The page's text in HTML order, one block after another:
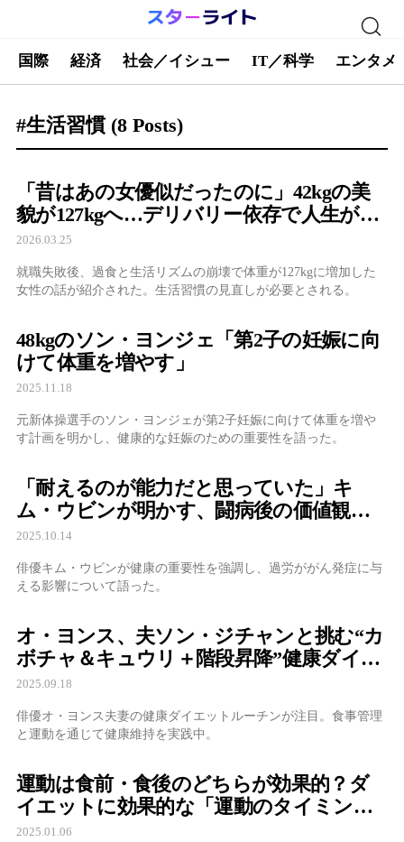
国際 経済 社会／イシュー IT／科学 エンタメ
#生活習慣 (8 Posts)
「昔はあの女優似だったのに」42kgの美
貌が127kgへ…デリバリー依存で人生が一
変した女性の告白
2026.03.25
就職失敗後、過食と生活リズムの崩壊で体重が127kgに増加した
女性の話が紹介された。生活習慣の見直しが必要とされる。
48kgのソン・ヨンジェ「第2子の妊娠に向
けて体重を増やす」
2025.11.18
元新体操選手のソン・ヨンジェが第2子妊娠に向けて体重を増や
す計画を明かし、健康的な妊娠のための重要性を語った。
「耐えるのが能力だと思っていた」キ
ム・ウビンが明かす、闘病後の価値観の
変化
2025.10.14
俳優キム・ウビンが健康の重要性を強調し、過労ががん発症に与
える影響について語った。
オ・ヨンス、夫ソン・ジチャンと挑む“カ
ボチャ＆キュウリ＋階段昇降”健康ダイエ
ットが話題
2025.09.18
俳優オ・ヨンス夫妻の健康ダイエットルーチンが注目。食事管理
と運動を通じて健康維持を実践中。
運動は食前・食後のどちらが効果的？ダ
イエットに効果的な「運動のタイミン
グ」とは
2025.01.06